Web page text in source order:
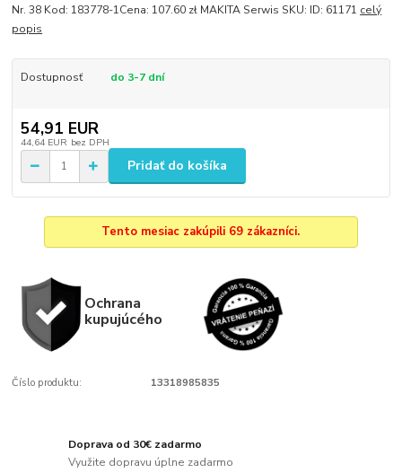
Nr. 38 Kod: 183778-1Cena: 107.60 zł MAKITA Serwis SKU: ID: 61171 celý
popis
Dostupnosť do 3-7 dní
54,91 EUR
44,64 EUR bez DPH
Pridať do košíka
Tento mesiac zakúpili 69 zákazníci.
Ochrana
kupujúcého
Číslo produktu: 13318985835
Doprava od 30€ zadarmo
Využite dopravu úplne zadarmo